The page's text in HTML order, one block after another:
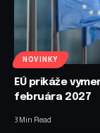
NOVINKY
EÚ prikáže
februára 2027
3 Min Read